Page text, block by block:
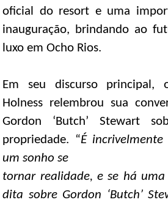
oficial do resort e uma
inauguração, brindando ao
luxo em Ocho Rios.
Em seu discurso principal,
Holness relembrou sua
Gordon ‘Butch’ Stewart
propriedade. “É
um sonho se
tornar realidade, e se há
dita sobre Gordon ‘Butch’